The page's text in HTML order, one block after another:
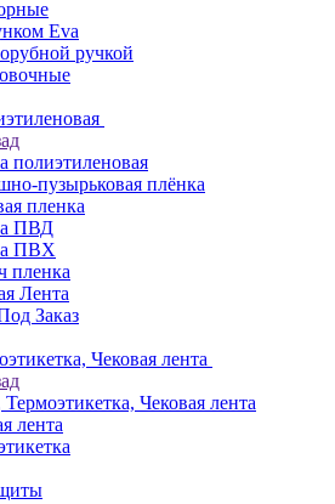
Eva
ручкой
полиэтиленовая
пузырьковая плёнка
пленка
ПВД
ПВХ
пленка
Лента
Заказ
Чековая лента
Чековая лента
лента